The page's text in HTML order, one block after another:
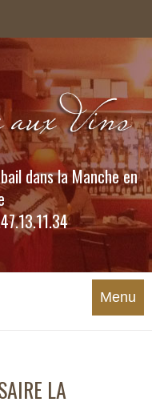
dans la Manche en
Menu
LA